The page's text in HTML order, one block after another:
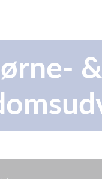
&